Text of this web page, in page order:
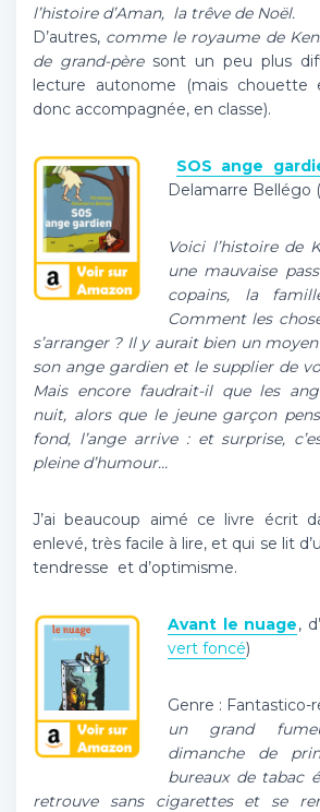
l’histoire d’Aman, la trêve de Noël.
D’autres, comme le royaume de
de grand-père sont un peu plus
lecture autonome (mais chouette
donc accompagnée, en classe).
SOS ange
Delamarre Bellégo
Voici l’histoire de
une mauvaise
copains, la
Comment les
s’arranger ? Il y aurait bien un
son ange gardien et le supplier de
Mais encore faudrait-il que les
nuit, alors que le jeune garçon
fond, l’ange arrive : et surprise,
pleine d’humour…
J’ai beaucoup aimé ce livre écrit
enlevé, très facile à lire, et qui se lit
tendresse et d’optimisme.
Avant le nuage,
vert foncé)
Genre : Fantastico-
un grand
dimanche de
bureaux de tabac
retrouve sans cigarettes et se